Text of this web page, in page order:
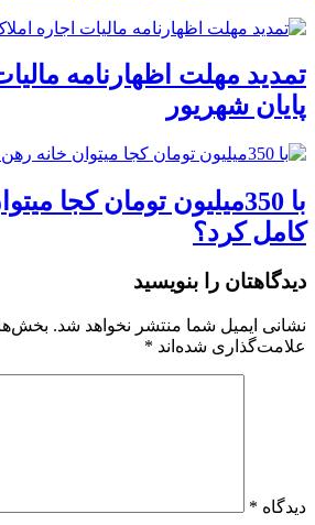
تمدید مهلت اظهارنامه
پایان شهریور
با 350میلیون تومان کجا
کامل کرد؟
دیدگاهتان را بنویسید
نشانی ایمیل شما منتشر نخواهد شد.
علامت‌گذاری شده‌اند *
دیدگاه *